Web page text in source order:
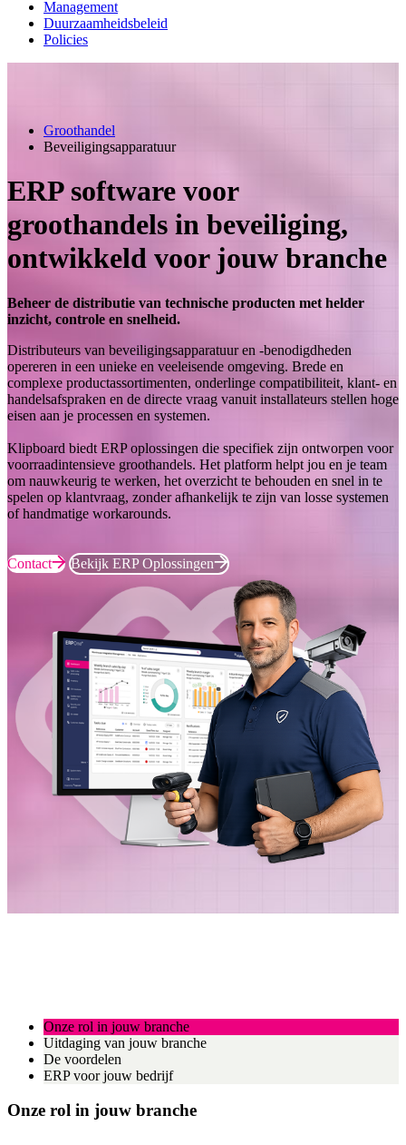
Management
Duurzaamheidsbeleid
Policies
Groothandel
Beveiligingsapparatuur
ERP software voor
groothandels in beveiliging,
ontwikkeld voor jouw branche
Beheer de distributie van technische producten met helder
inzicht, controle en snelheid.
Distributeurs van beveiligingsapparatuur en -benodigdheden
opereren in een unieke en veeleisende omgeving. Brede en
complexe productassortimenten, onderlinge compatibiliteit, klant- en
handelsafspraken en de directe vraag vanuit installateurs stellen hoge
eisen aan je processen en systemen.
Klipboard biedt ERP oplossingen die specifiek zijn ontworpen voor
voorraadintensieve groothandels. Het platform helpt jou en je team
om nauwkeurig te werken, het overzicht te behouden en snel in te
spelen op klantvraag, zonder afhankelijk te zijn van losse systemen
of handmatige workarounds.
Contact Bekijk ERP Oplossingen
Onze rol in jouw branche
Uitdaging van jouw branche
De voordelen
ERP voor jouw bedrijf
Onze rol in jouw branche